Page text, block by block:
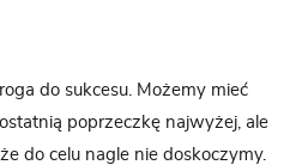
do sukcesu. Możemy mieć
poprzeczkę najwyżej, ale
do celu nagle nie doskoczymy.